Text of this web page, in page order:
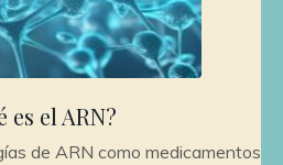
es el ARN?
de ARN como medicamentos